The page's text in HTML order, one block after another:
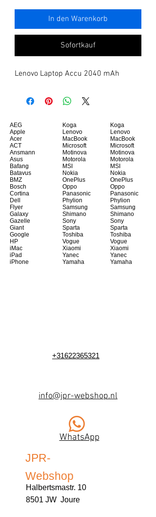
In den Warenkorb
Sofortkauf
Lenovo Laptop Accu 2040 mAh
AEG
Apple
Acer
ACT
Ansmann
Asus
Bafang
Batavus
BMZ
Bosch
Cortina
Dell
Flyer
Galaxy
Gazelle
Giant
Google
HP
iMac
iPad
iPhone
Koga
Lenovo
MacBook
Microsoft
Motinova
Motorola
MSI
Nokia
OnePlus
Oppo
Panasonic
Phylion
Samsung
Shimano
Sony
Sparta
Toshiba
Vogue
Xiaomi
Yanec
Yamaha
Koga
Lenovo
MacBook
Microsoft
Motinova
Motorola
MSI
Nokia
OnePlus
Oppo
Panasonic
Phylion
Samsung
Shimano
Sony
Sparta
Toshiba
Vogue
Xiaomi
Yanec
Yamaha
+31622365321
info@jpr-webshop.nl
WhatsApp
JPR-
Webshop
Halbertsmastr. 10
8501 JW Joure